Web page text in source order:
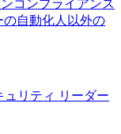
コンプライアンス
の自動化人以外の
ュリティ リーダー